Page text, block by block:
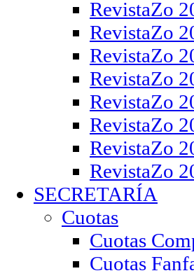
RevistaZo
RevistaZo
RevistaZo
RevistaZo
RevistaZo
RevistaZo
RevistaZo
RevistaZo
SECRETARÍA
Cuotas
Cuotas
Cuotas